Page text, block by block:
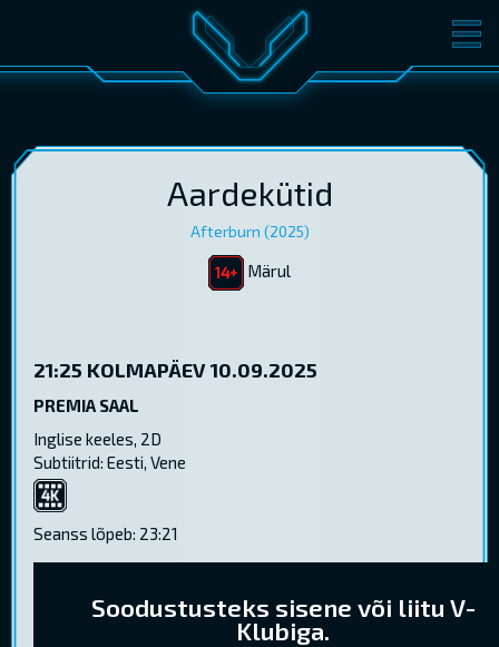
FILMID PILETID
V-KLUBI
KINKEKAARDID
Aardekütid
Afterburn (2025)
Märul
21:25 KOLMAPÄEV 10.09.2025
PREMIA SAAL
Inglise keeles, 2D
Subtiitrid: Eesti, Vene
4K
Seanss lõpeb: 23:21
Soodustusteks sisene või liitu V-
Klubiga.